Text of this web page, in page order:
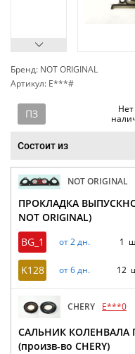
Бренд: NOT ORIGINAL
Артикул: E***#
ПЗ
Состоит из
NOT ORIGINAL
ПРОКЛАДКА
NOT ORIGINAL)
BG_1
от 2 дн. 1
K128 от 6 дн. 12
CHERY E***0
САЛЬНИК
(произв-во CHERY)